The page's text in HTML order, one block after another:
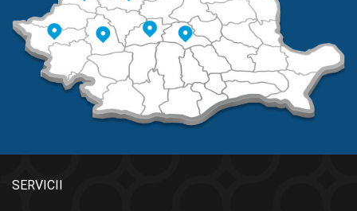
SERVICII